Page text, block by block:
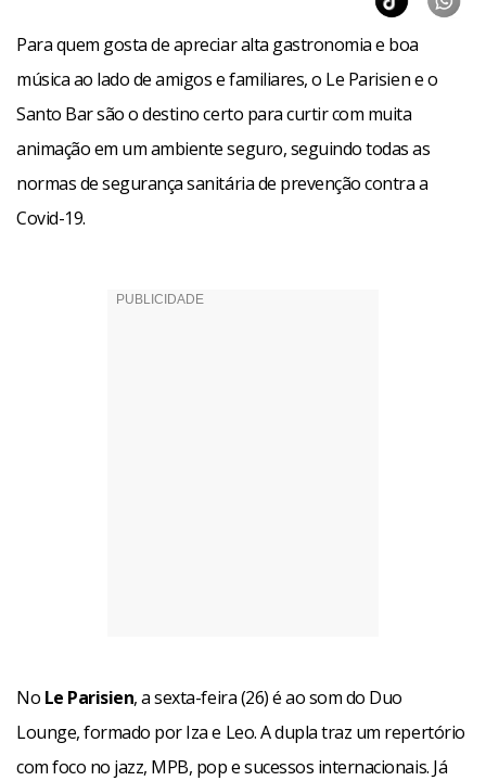
Para quem gosta de apreciar alta gastronomia e boa
música ao lado de amigos e familiares, o Le Parisien e o
Santo Bar são o destino certo para curtir com muita
animação em um ambiente seguro, seguindo todas as
normas de segurança sanitária de prevenção contra a
Covid-19.
No Le Parisien, a sexta-feira (26) é ao som do Duo
Lounge, formado por Iza e Leo. A dupla traz um repertório
com foco no jazz, MPB, pop e sucessos internacionais. Já